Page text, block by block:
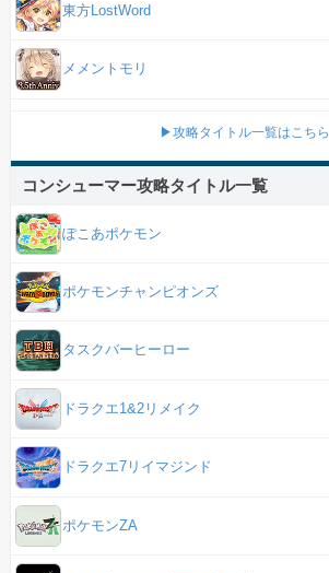
東方LostWord
メメントモリ
▶攻略タイトル一覧はこちら
コンシューマー攻略タイトル一覧
ぽこあポケモン
ポケモンチャンピオンズ
タスクバーヒーロー
ドラクエ1&2リメイク
ドラクエ7リイマジンド
ポケモンZA